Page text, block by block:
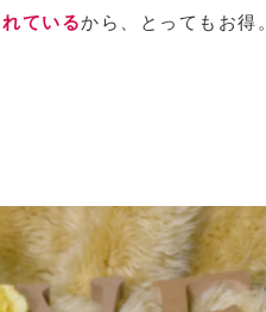
ているから、とってもお得。